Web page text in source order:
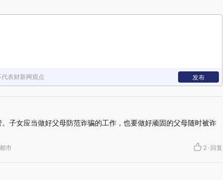
表财新网观点 发布
子女应当做好父母防范诈骗的工作，也要做好顽固的父母随时被诈
市 2 · 回复